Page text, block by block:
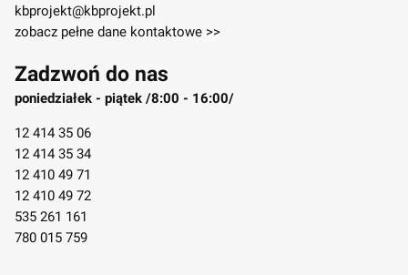
kbprojekt@kbprojekt.pl
zobacz pełne dane kontaktowe >>
Zadzwoń do nas
poniedziałek - piątek /8:00 - 16:00/
12 414 35 06
12 414 35 34
12 410 49 71
12 410 49 72
535 261 161
780 015 759